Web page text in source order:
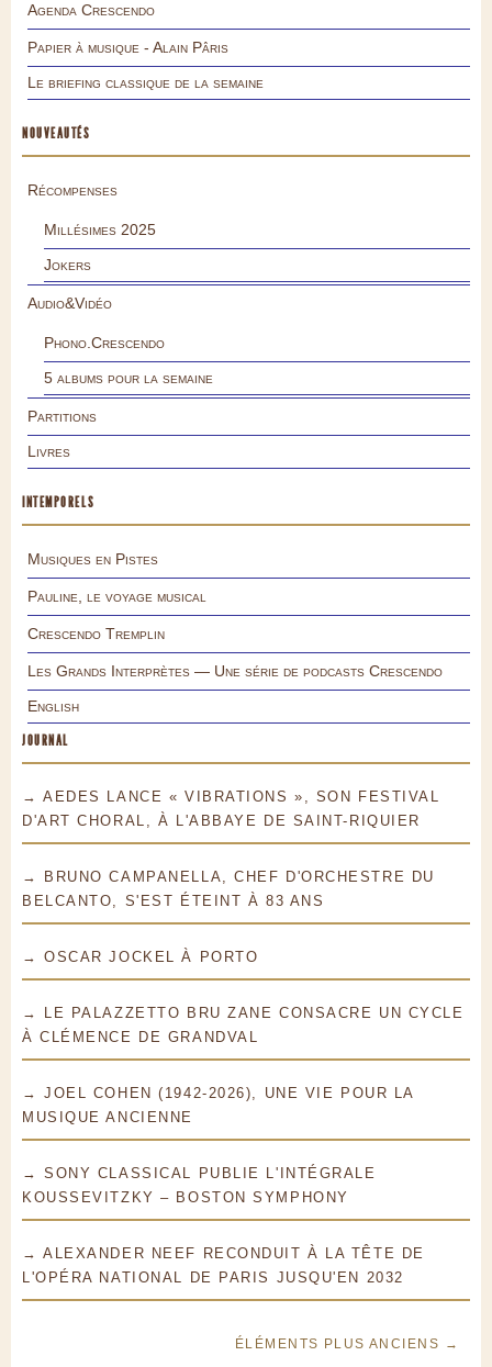
Agenda Crescendo
Papier à musique - Alain Pâris
Le briefing classique de la semaine
NOUVEAUTÉS
Récompenses
Millésimes 2025
Jokers
Audio&Vidéo
Phono.Crescendo
5 albums pour la semaine
Partitions
Livres
INTEMPORELS
Musiques en Pistes
Pauline, le voyage musical
Crescendo Tremplin
Les Grands Interprètes — Une série de podcasts Crescendo
English
JOURNAL
→ AEDES LANCE « VIBRATIONS », SON FESTIVAL
D'ART CHORAL, À L'ABBAYE DE SAINT-RIQUIER
→ BRUNO CAMPANELLA, CHEF D'ORCHESTRE DU
BELCANTO, S'EST ÉTEINT À 83 ANS
→ OSCAR JOCKEL À PORTO
→ LE PALAZZETTO BRU ZANE CONSACRE UN CYCLE
À CLÉMENCE DE GRANDVAL
→ JOEL COHEN (1942-2026), UNE VIE POUR LA
MUSIQUE ANCIENNE
→ SONY CLASSICAL PUBLIE L'INTÉGRALE
KOUSSEVITZKY – BOSTON SYMPHONY
→ ALEXANDER NEEF RECONDUIT À LA TÊTE DE
L'OPÉRA NATIONAL DE PARIS JUSQU'EN 2032
ÉLÉMENTS PLUS ANCIENS →